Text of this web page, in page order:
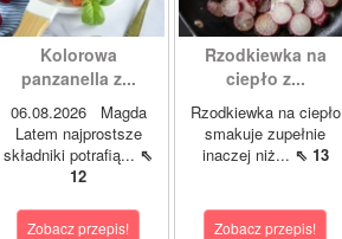
Kolorowa
panzanella z...
06.08.2026 Magda
Latem najprostsze
składniki potrafią... ⇖
12
Zobacz przepis!
Rzodkiewka na
ciepło z...
Rzodkiewka na ciepło
smakuje zupełnie
inaczej niż... ⇖ 13
Zobacz przepis!